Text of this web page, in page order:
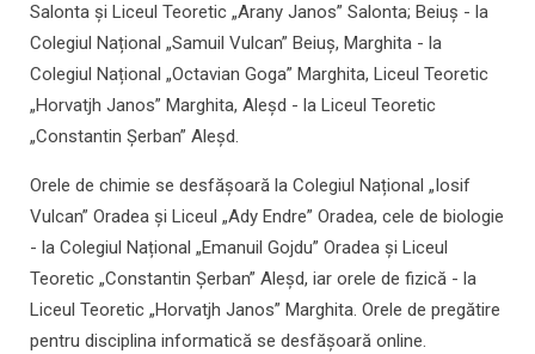
Salonta și Liceul Teoretic „Arany Janos” Salonta; Beiuș - la
Colegiul Național „Samuil Vulcan” Beiuș, Marghita - la
Colegiul Național „Octavian Goga” Marghita, Liceul Teoretic
„Horvatjh Janos” Marghita, Aleșd - la Liceul Teoretic
„Constantin Șerban” Aleșd.
Orele de chimie se desfășoară la Colegiul Național „Iosif
Vulcan” Oradea și Liceul „Ady Endre” Oradea, cele de biologie
- la Colegiul Național „Emanuil Gojdu” Oradea și Liceul
Teoretic „Constantin Șerban” Aleșd, iar orele de fizică - la
Liceul Teoretic „Horvatjh Janos” Marghita. Orele de pregătire
pentru disciplina informatică se desfășoară online.